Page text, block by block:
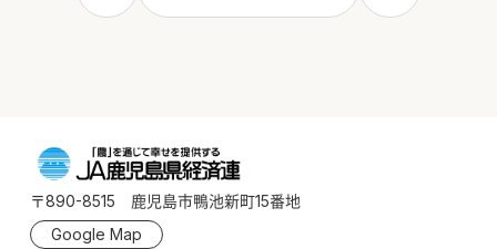
〒890-8515 鹿児島市鴨池新町15番地
Google Map